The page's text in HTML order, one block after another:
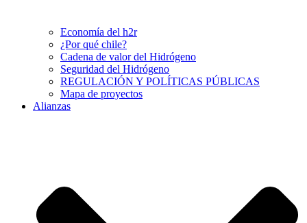
Economía del h2r
¿Por qué chile?
Cadena de valor del Hidrógeno
Seguridad del Hidrógeno
REGULACIÓN Y POLÍTICAS PÚBLICAS
Mapa de proyectos
Alianzas